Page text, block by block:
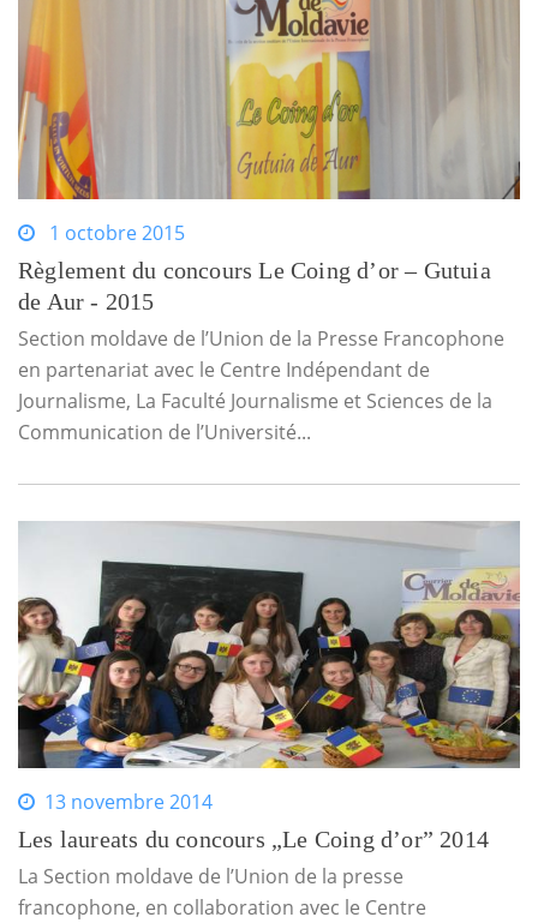
1 octobre 2015
Règlement du concours Le Coing d’or – Gutuia
de Aur - 2015
Section moldave de l’Union de la Presse Francophone
en partenariat avec le Centre Indépendant de
Journalisme, La Faculté Journalisme et Sciences de la
Communication de l’Université...
13 novembre 2014
Les laureats du concours „Le Coing d’or” 2014
La Section moldave de l’Union de la presse
francophone, en collaboration avec le Centre